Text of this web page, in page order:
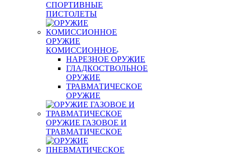
СПОРТИВНЫЕ
ПИСТОЛЕТЫ
ОРУЖИЕ
КОМИССИОННОЕ
НАРЕЗНОЕ ОРУЖИЕ
ГЛАДКОСТВОЛЬНОЕ
ОРУЖИЕ
ТРАВМАТИЧЕСКОЕ
ОРУЖИЕ
ОРУЖИЕ ГАЗОВОЕ И
ТРАВМАТИЧЕСКОЕ